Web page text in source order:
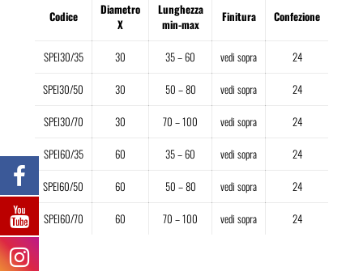
Codice
Diametro
X
Lunghezza
min-max
Finitura Confezione
SPEI30/35 30 35 – 60 vedi sopra
24
SPEI30/50
30 50 – 80 vedi sopra
24
SPEI30/70
30 70 – 100 vedi sopra
24
SPEI60/35
60 35 – 60 vedi sopra
24
SPEI60/50
60 50 – 80 vedi sopra
24
SPEI60/70
60 70 – 100 vedi sopra 24